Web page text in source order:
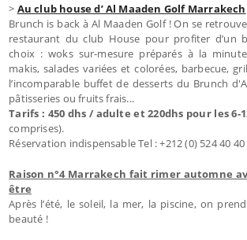
> Au club house d’ Al Maaden Golf Marrakech
Brunch is back à Al Maaden Golf ! On se
restaurant du club House pour profiter d’un
choix : woks sur-mesure préparés à la
makis, salades variées et colorées, barbecue,
l’incomparable buffet de desserts du Brunch
pâtisseries ou fruits frais...
Tarifs : 450 dhs / adulte et 220dhs pour les 6-
comprises).
Réservation indispensable Tel : +212 (0) 524 40 40
Raison n°4 Marrakech fait rimer automne
être
Après l’été, le soleil, la mer, la piscine, on
beauté !